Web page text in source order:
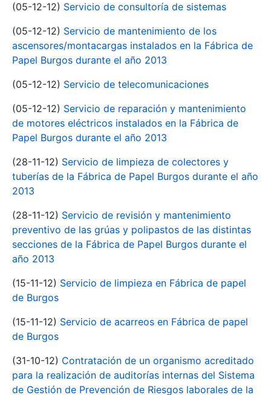
(05-12-12) Servicio de consultoría de sistemas
(05-12-12) Servicio de mantenimiento de los
ascensores/montacargas instalados en la Fábrica de
Papel Burgos durante el año 2013
(05-12-12) Servicio de telecomunicaciones
(05-12-12) Servicio de reparación y mantenimiento
de motores eléctricos instalados en la Fábrica de
Papel Burgos durante el año 2013
(28-11-12) Servicio de limpieza de colectores y
tuberías de la Fábrica de Papel Burgos durante el año
2013
(28-11-12) Servicio de revisión y mantenimiento
preventivo de las grúas y polipastos de las distintas
secciones de la Fábrica de Papel Burgos durante el
año 2013
(15-11-12) Servicio de limpieza en Fábrica de papel
de Burgos
(15-11-12) Servicio de acarreos en Fábrica de papel
de Burgos
(31-10-12) Contratación de un organismo acreditado
para la realización de auditorías internas del Sistema
de Gestión de Prevención de Riesgos laborales de la